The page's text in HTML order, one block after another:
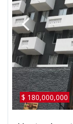
$ 180,000,000